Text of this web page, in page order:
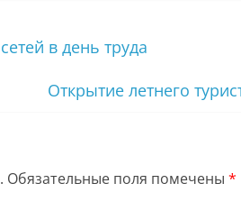
в день труда
Открытие летнего
Обязательные поля помечены *